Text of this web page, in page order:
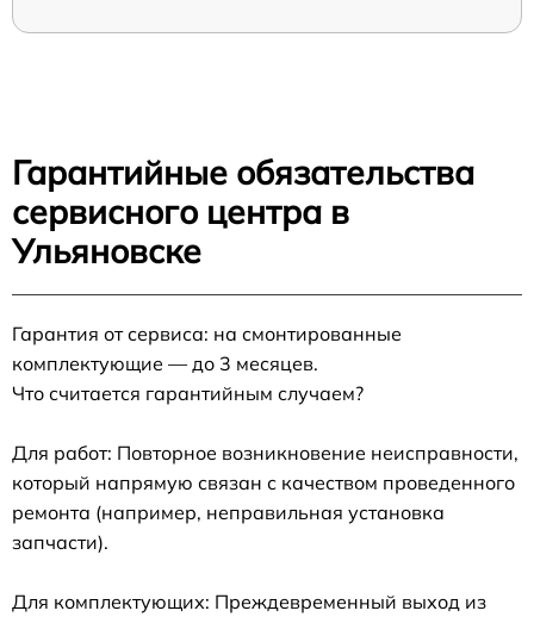
Гарантийные обязательства
сервисного центра в
Ульяновске
Гарантия от сервиса: на смонтированные
комплектующие — до 3 месяцев.
Что считается гарантийным случаем?
Для работ: Повторное возникновение неисправности,
который напрямую связан с качеством проведенного
ремонта (например, неправильная установка
запчасти).
Для комплектующих: Преждевременный выход из